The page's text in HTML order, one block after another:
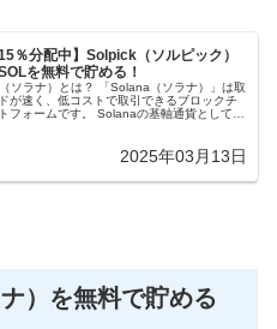
％分配中】Solpick（ソルピック）
を無料で貯める！
ソラナ）とは？ 「Solana（ソラナ）」は取
が速く、低コストで取引できるブロックチ
フォームです。 Solanaの基軸通貨として
2025年03月13日
）を無料で貯める